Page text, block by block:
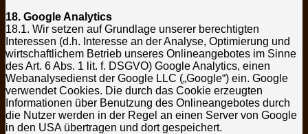
18. Google Analytics
18.1. Wir setzen auf Grundlage unserer berechtigten
Interessen (d.h. Interesse an der Analyse, Optimierung und
wirtschaftlichem Betrieb unseres Onlineangebotes im Sinne
des Art. 6 Abs. 1 lit. f. DSGVO) Google Analytics, einen
Webanalysedienst der Google LLC („Google“) ein. Google
verwendet Cookies. Die durch das Cookie erzeugten
Informationen über Benutzung des Onlineangebotes durch
die Nutzer werden in der Regel an einen Server von Google
in den USA übertragen und dort gespeichert.